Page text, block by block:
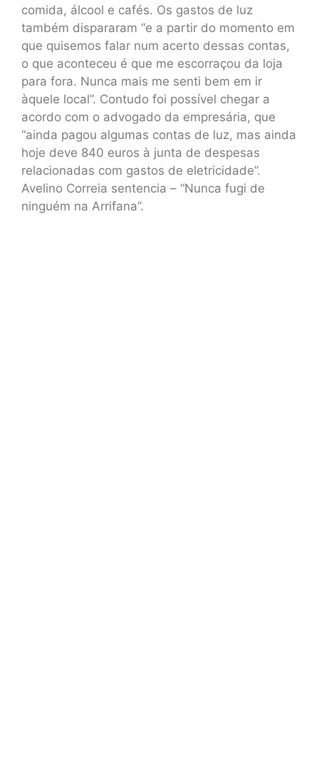
comida, álcool e cafés. Os gastos de luz
também dispararam “e a partir do momento em
que quisemos falar num acerto dessas contas,
o que aconteceu é que me escorraçou da loja
para fora. Nunca mais me senti bem em ir
àquele local”. Contudo foi possível chegar a
acordo com o advogado da empresária, que
“ainda pagou algumas contas de luz, mas ainda
hoje deve 840 euros à junta de despesas
relacionadas com gastos de eletricidade”.
Avelino Correia sentencia – “Nunca fugi de
ninguém na Arrifana”.